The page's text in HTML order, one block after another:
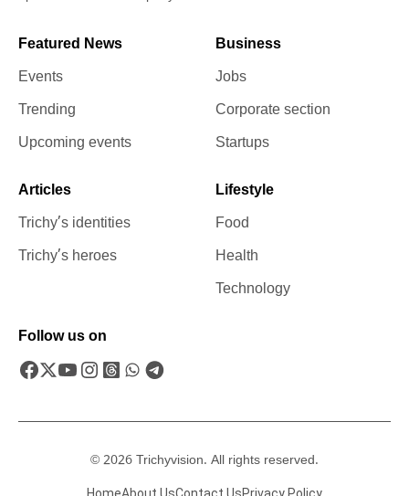
Featured News
Events
Trending
Upcoming events
Business
Jobs
Corporate section
Startups
Articles
Trichy’s identities
Trichy’s heroes
Lifestyle
Food
Health
Technology
Follow us on
© 2026 Trichyvision. All rights reserved.